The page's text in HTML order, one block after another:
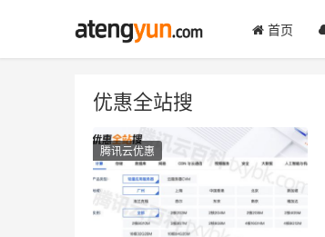
首页
优惠全站搜
腾讯云优惠